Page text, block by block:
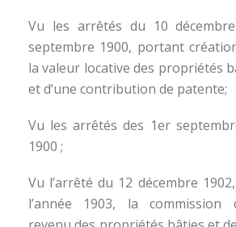
Vu les arrêtés du 10
septembre 1900, portant
la valeur locative des propriétés
et d’une contribution de patente;
Vu les arrêtés des 1er
1900 ;
Vu l’arrêté du 12 décembre
l’année 1903, la commission